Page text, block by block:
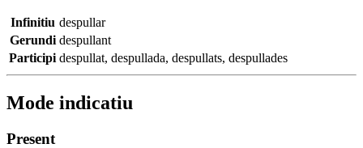
Infinitiu despullar
Gerundi despullant
Participi despullat, despullada, despullats, despullades
Mode indicatiu
Present